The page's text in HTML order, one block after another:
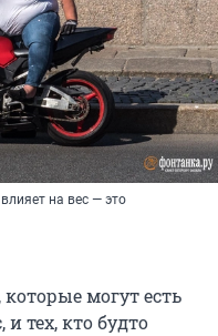
на вес — это
могут есть
и тех, кто будто